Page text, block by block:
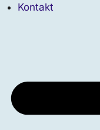
Kontakt